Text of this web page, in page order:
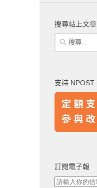
搜尋站上文章
搜
尋
字:
支持 NPOST
訂閱電子報